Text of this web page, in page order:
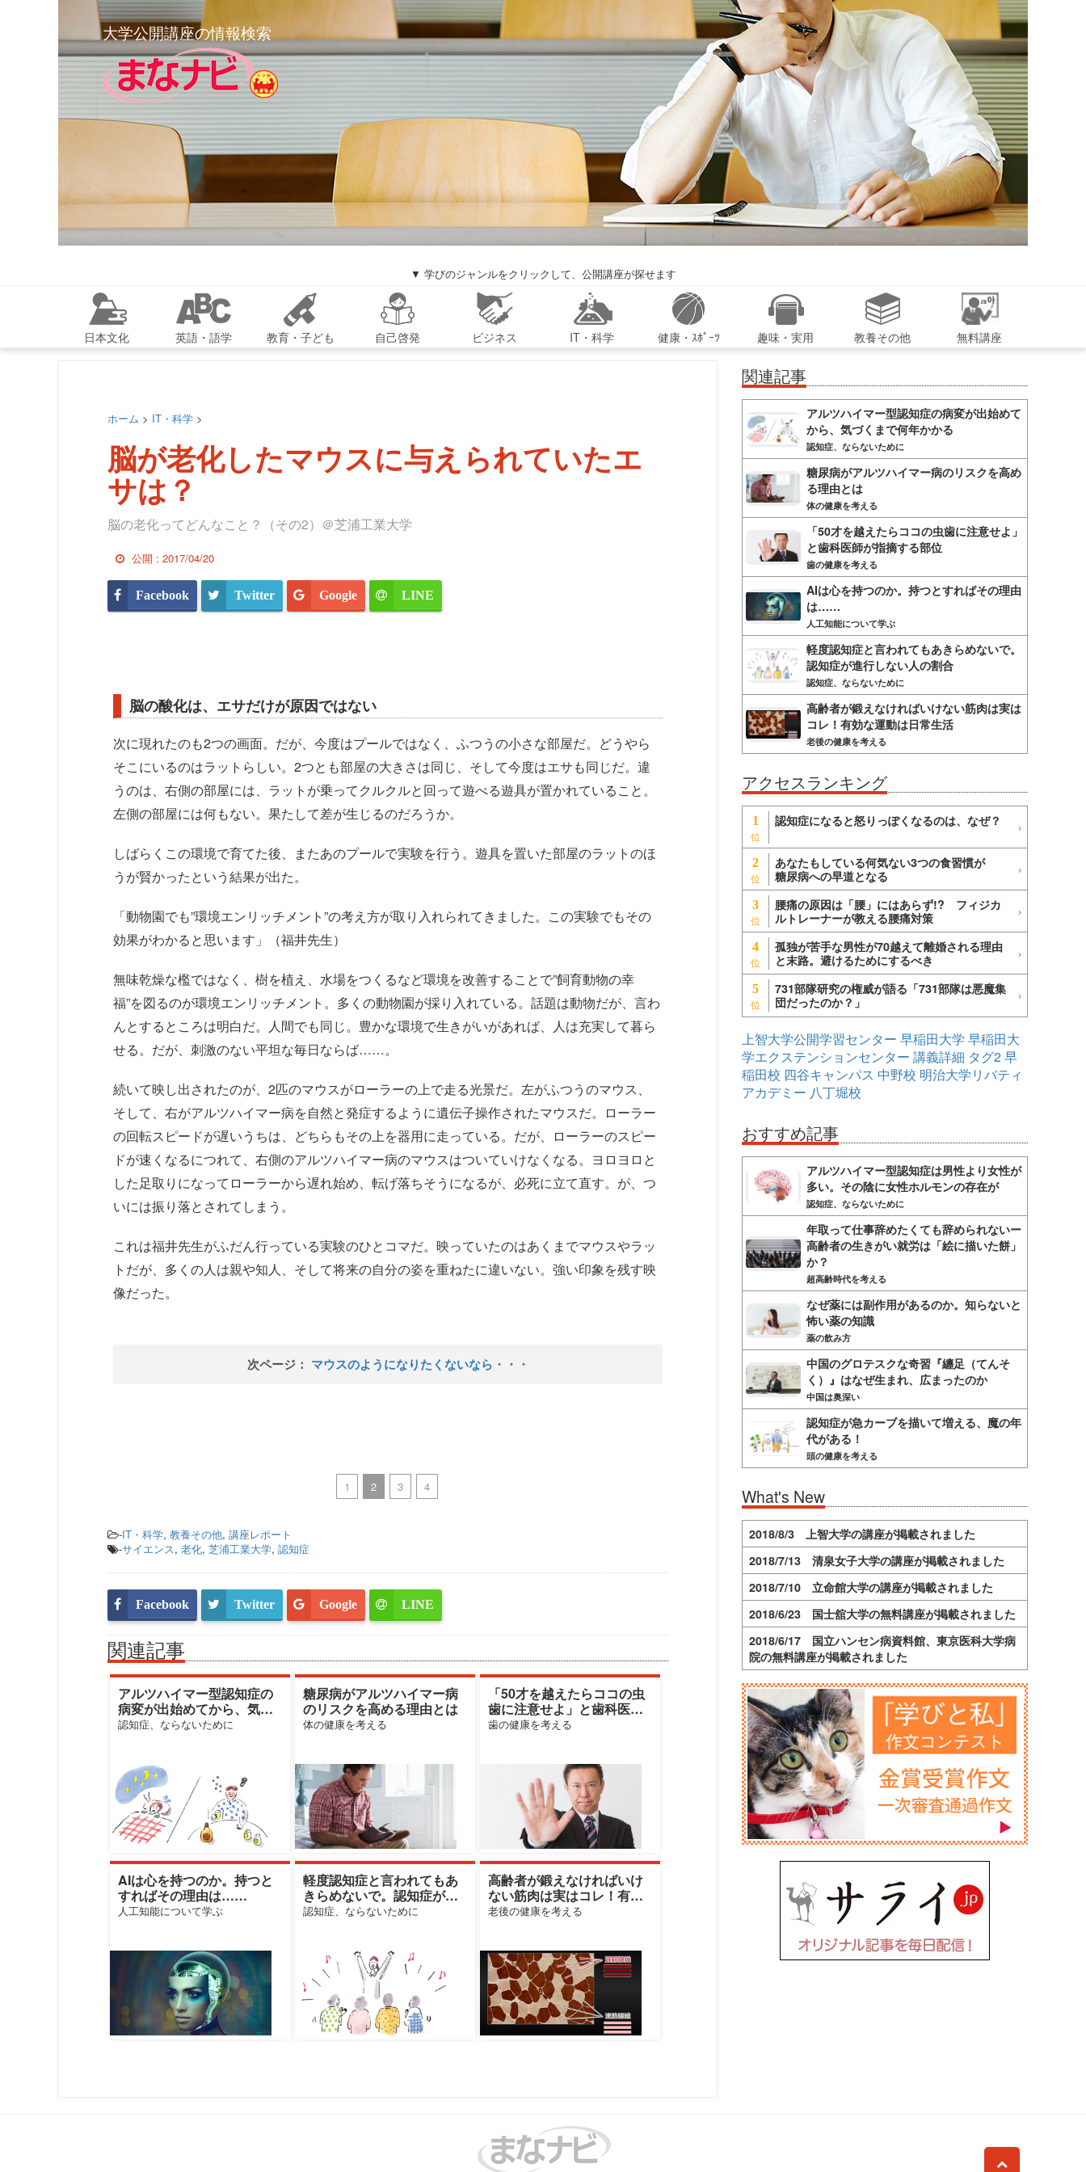
大学公開講座の情報検索
▼ 学びのジャンルをクリックして、公開講座が探せます
日本文化 英語・語学 教育・子ども 自己啓発 ビジネス IT・科学 健康・ｽﾎﾟｰﾂ 趣味・実用 教養その他 無料講座
ホーム > IT・科学 >
脳が老化したマウスに与えられていたエ
サは？
脳の老化ってどんなこと？（その2）＠芝浦工業大学
公開 : 2017/04/20
Facebook Twitter Google LINE
脳の酸化は、エサだけが原因ではない
次に現れたのも2つの画面。だが、今度はプールではなく、ふつうの小さな部屋だ。どうやら
そこにいるのはラットらしい。2つとも部屋の大きさは同じ、そして今度はエサも同じだ。違
うのは、右側の部屋には、ラットが乗ってクルクルと回って遊べる遊具が置かれていること。
左側の部屋には何もない。果たして差が生じるのだろうか。
しばらくこの環境で育てた後、またあのプールで実験を行う。遊具を置いた部屋のラットのほ
うが賢かったという結果が出た。
「動物園でも”環境エンリッチメント”の考え方が取り入れられてきました。この実験でもその
効果がわかると思います」（福井先生）
無味乾燥な檻ではなく、樹を植え、水場をつくるなど環境を改善することで”飼育動物の幸
福”を図るのが環境エンリッチメント。多くの動物園が採り入れている。話題は動物だが、言わ
んとするところは明白だ。人間でも同じ。豊かな環境で生きがいがあれば、人は充実して暮ら
せる。だが、刺激のない平坦な毎日ならば……。
続いて映し出されたのが、2匹のマウスがローラーの上で走る光景だ。左がふつうのマウス、
そして、右がアルツハイマー病を自然と発症するように遺伝子操作されたマウスだ。ローラー
の回転スピードが遅いうちは、どちらもその上を器用に走っている。だが、ローラーのスピー
ドが速くなるにつれて、右側のアルツハイマー病のマウスはついていけなくなる。ヨロヨロと
した足取りになってローラーから遅れ始め、転げ落ちそうになるが、必死に立て直す。が、つ
いには振り落とされてしまう。
これは福井先生がふだん行っている実験のひとコマだ。映っていたのはあくまでマウスやラッ
トだが、多くの人は親や知人、そして将来の自分の姿を重ねたに違いない。強い印象を残す映
像だった。
次ページ： マウスのようになりたくないなら・・・
1 2 3 4
-IT・科学, 教養その他, 講座レポート
-サイエンス, 老化, 芝浦工業大学, 認知症
Facebook Twitter Google LINE
関連記事
アルツハイマー型認知症の
病変が出始めてから、気づ
くまで何年かかる？
認知症、ならないために
糖尿病がアルツハイマー病
のリスクを高める理由とは
体の健康を考える
「50才を越えたらココの虫
歯に注意せよ」と歯科医師
が指摘する部位とその理由
歯の健康を考える
AIは心を持つのか。持つと
すればその理由は……
人工知能について学ぶ
軽度認知症と言われてもあ
きらめないで。認知症が進
行しない人の割合は？
認知症、ならないために
高齢者が鍛えなければいけ
ない筋肉は実はコレ！有効
な運動は日常生活のアレ！
老後の健康を考える
関連記事
アルツハイマー型認知症の病変が出始めて
から、気づくまで何年かかる
認知症、ならないために
糖尿病がアルツハイマー病のリスクを高め
る理由とは
体の健康を考える
「50才を越えたらココの虫歯に注意せよ」
と歯科医師が指摘する部位
歯の健康を考える
AIは心を持つのか。持つとすればその理由
は……
人工知能について学ぶ
軽度認知症と言われてもあきらめないで。
認知症が進行しない人の割合
認知症、ならないために
高齢者が鍛えなければいけない筋肉は実は
コレ！有効な運動は日常生活
老後の健康を考える
アクセスランキング
1 認知症になると怒りっぽくなるのは、なぜ？
2
あなたもしている何気ない3つの食習慣が
糖尿病への早道となる
3
腰痛の原因は「腰」にはあらず!? フィジカ
ルトレーナーが教える腰痛対策
4
孤独が苦手な男性が70越えて離婚される理由
と末路。避けるためにするべき
5
731部隊研究の権威が語る「731部隊は悪魔集
団だったのか？」
上智大学公開学習センター 早稲田大学 早稲田大
学エクステンションセンター 講義詳細 タグ2早
稲田校 四谷キャンパス 中野校 明治大学リバティ
アカデミー 八丁堀校
おすすめ記事
アルツハイマー型認知症は男性より女性が
多い。その陰に女性ホルモンの存在が
認知症、ならないために
年取って仕事辞めたくても辞められないー
高齢者の生きがい就労は「絵に描いた餅」
か？
超高齢時代を考える
なぜ薬には副作用があるのか。知らないと
怖い薬の知識
薬の飲み方
中国のグロテスクな奇習『纏足（てんそ
く）』はなぜ生まれ、広まったのか
中国は奥深い
認知症が急カーブを描いて増える、魔の年
代がある！
頭の健康を考える
What's New
2018/8/3 上智大学の講座が掲載されました
2018/7/13 清泉女子大学の講座が掲載されました
2018/7/10 立命館大学の講座が掲載されました
2018/6/23 国士舘大学の無料講座が掲載されました
2018/6/17 国立ハンセン病資料館、東京医科大学病
院の無料講座が掲載されました